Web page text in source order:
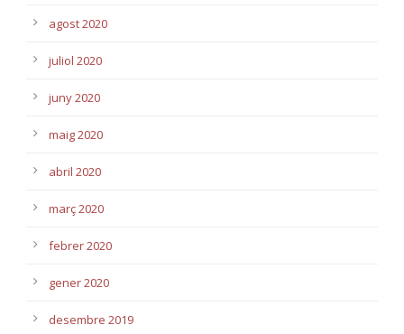
agost 2020
juliol 2020
juny 2020
maig 2020
abril 2020
març 2020
febrer 2020
gener 2020
desembre 2019